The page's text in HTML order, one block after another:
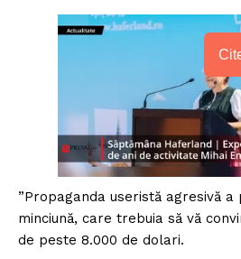
”Propaganda useristă agresivă a
minciună, care trebuia să vă
de peste 8.000 de dolari.